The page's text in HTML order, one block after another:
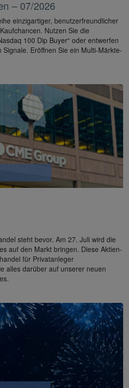
– 07/2026
einzigartiger, benutzerfreundlicher
Nutzen Sie die
100 Dip Buyer“ oder entwerfen
Eröffnen Sie ein Multi-Märkte-
steht bevor. Am 27. Juli wird die
auf den Markt bringen. Diese Aktien-
für Privatanleger
alles darüber auf unserer neuen